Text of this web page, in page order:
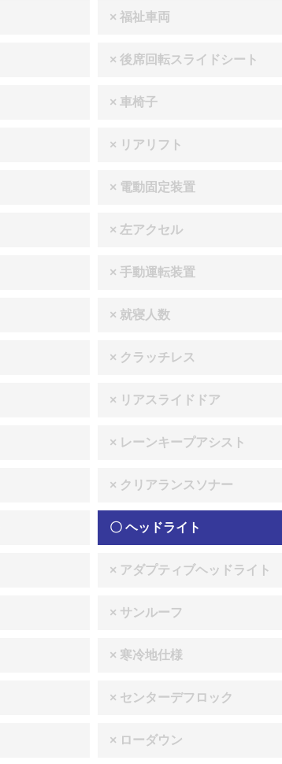
× 福祉車両
× 後席回転スライドシート
× 車椅子
× リアリフト
× 電動固定装置
× 左アクセル
× 手動運転装置
× 就寝人数
× クラッチレス
× リアスライドドア
× レーンキープアシスト
× クリアランスソナー
〇 ヘッドライト
× アダプティブヘッドライト
× サンルーフ
× 寒冷地仕様
× センターデフロック
× ローダウン